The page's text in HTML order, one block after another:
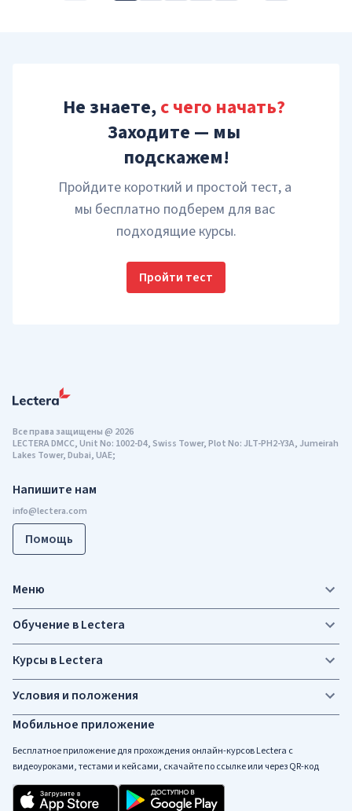
Не знаете, с чего начать?
Заходите — мы
подскажем!
Пройдите короткий и простой тест, а
мы бесплатно подберем для вас
подходящие курсы.
Пройти тест
Напишите нам
Помощь
Мобильное приложение
Бесплатное приложение для прохождения онлайн-курсов Lectera c
видеоуроками, тестами и кейсами, скачайте по ссылке или через QR-код
Все права защищены@ 2026
LECTERA DMCC, Unit No: 1002-D4, Swiss Tower, Plot No: JLT-PH2-Y3A, Jumeirah
Lakes Tower, Dubai, UAE;
Меню
Обучение в Lectera
Курсы в Lectera
Условия и положения